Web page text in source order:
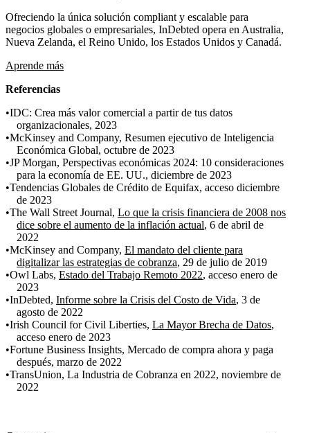
Ofreciendo la única solución compliant y escalable para
negocios globales o empresariales, InDebted opera en Australia,
Nueva Zelanda, el Reino Unido, los Estados Unidos y Canadá.
Aprende más
Referencias
IDC: Crea más valor comercial a partir de tus datos
organizacionales, 2023
McKinsey and Company, Resumen ejecutivo de Inteligencia
Económica Global, octubre de 2023
JP Morgan, Perspectivas económicas 2024: 10 consideraciones
para la economía de EE. UU., diciembre de 2023
Tendencias Globales de Crédito de Equifax, acceso diciembre
de 2023
The Wall Street Journal, Lo que la crisis financiera de 2008 nos
dice sobre el aumento de la inflación actual, 6 de abril de
2022
McKinsey and Company, El mandato del cliente para
digitalizar las estrategias de cobranza, 29 de julio de 2019
Owl Labs, Estado del Trabajo Remoto 2022, acceso enero de
2023
InDebted, Informe sobre la Crisis del Costo de Vida, 3 de
agosto de 2022
Irish Council for Civil Liberties, La Mayor Brecha de Datos,
acceso enero de 2023
Fortune Business Insights, Mercado de compra ahora y paga
después, marzo de 2022
TransUnion, La Industria de Cobranza en 2022, noviembre de
2022